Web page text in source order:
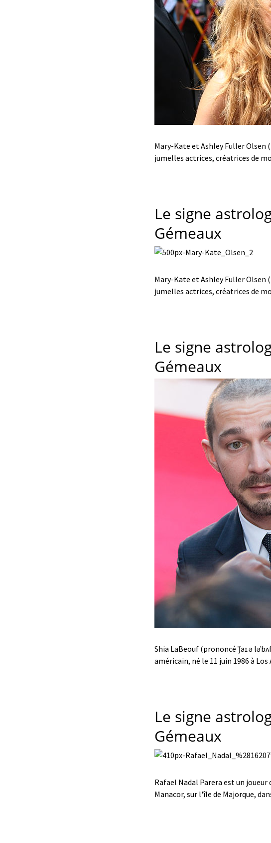
Mary-Kate et Ashley Fuller Olsen
jumelles actrices, créatrices de
Le signe
Gémeaux
Mary-Kate et Ashley Fuller Olsen
jumelles actrices, créatrices de
Le signe
Gémeaux
Shia LaBeouf (prononcé ˈʃaɪ.ə
américain, né le 11 juin 1986 à
Le signe
Gémeaux
Rafael Nadal Parera est un
Manacor, sur l'île de Majorque,